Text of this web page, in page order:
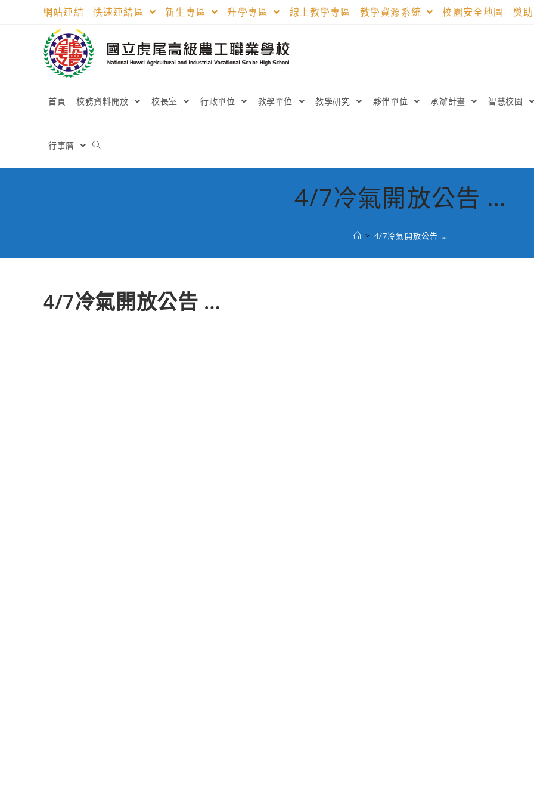
網站連結 快速連結區 新生專區 升學專區 線上教學專區 教學資源系統 校園安全地圖 獎
首頁 校務資料開放 校長室 行政單位 教學單位 教學研究 夥伴單位 承辦計畫 智慧校園
行事曆
4/7冷氣開放公告 …
> 4/7冷氣開放公告 …
4/7冷氣開放公告 …